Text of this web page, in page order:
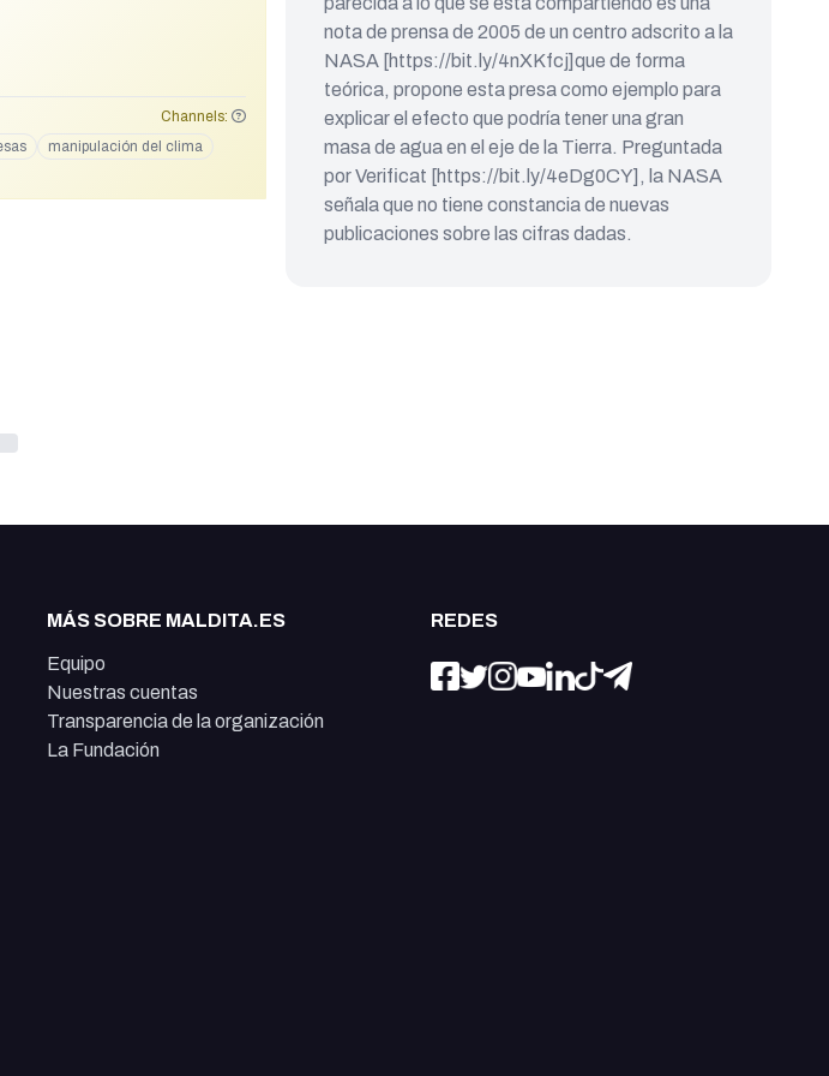
y el eje de la Tierra.
Channels:
manipulación del clima
nota de prensa de 2005 de un centro adscrito a la
NASA [https://bit.ly/4nXKfcj]que de forma
teórica, propone esta presa como ejemplo para
explicar el efecto que podría tener una gran
masa de agua en el eje de la Tierra. Preguntada
por Verificat [https://bit.ly/4eDg0CY], la NASA
señala que no tiene constancia de nuevas
publicaciones sobre las cifras dadas.
MÁS SOBRE MALDITA.ES
Equipo
Nuestras cuentas
Transparencia de la organización
La Fundación
REDES